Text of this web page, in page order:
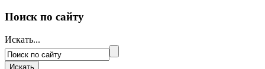
Поиск по сайту
Искать...